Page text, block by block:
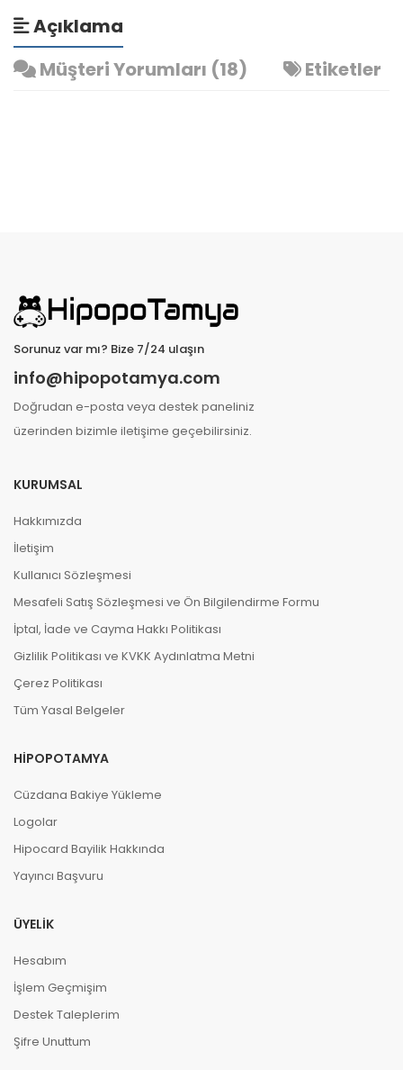
Açıklama
Müşteri Yorumları (18)
Etiketler
A **** G ****
HipoCard 10.000 TL adlı ürünü satın aldı
hızlı
E **** P ****
B **** A ****
Sorunuz var mı? Bize 7/24 ulaşın
info@hipopotamya.com
Doğrudan e-posta veya destek paneliniz
üzerinden bizimle iletişime geçebilirsiniz.
KURUMSAL
Hakkımızda
İletişim
Kullanıcı Sözleşmesi
Mesafeli Satış Sözleşmesi ve Ön Bilgilendirme Formu
İptal, İade ve Cayma Hakkı Politikası
Gizlilik Politikası ve KVKK Aydınlatma Metni
Çerez Politikası
Tüm Yasal Belgeler
HIPOPOTAMYA
Cüzdana Bakiye Yükleme
Logolar
Hipocard Bayilik Hakkında
Yayıncı Başvuru
ÜYELIK
Hesabım
İşlem Geçmişim
Destek Taleplerim
Şifre Unuttum